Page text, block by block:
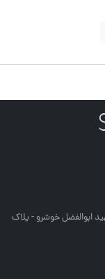
ابوالفضل خوشرو - پلاک